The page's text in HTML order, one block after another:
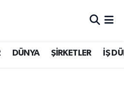
DÜNYA ŞİRKETLER İŞ